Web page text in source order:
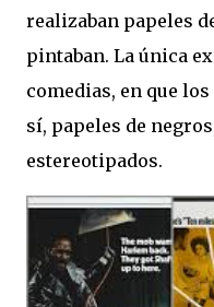
realizaban papeles
pintaban. La única
comedias, en que
sí, papeles de
estereotipados.